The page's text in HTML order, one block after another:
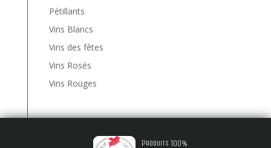
Pétillants
Vins Blancs
Vins des fêtes
Vins Rosés
Vins Rouges
Produits 100%